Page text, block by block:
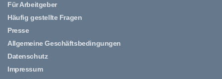
Für Arbeitgeber
Häufig gestellte Fragen
Presse
Allgemeine Geschäftsbedingungen
Datenschutz
Impressum